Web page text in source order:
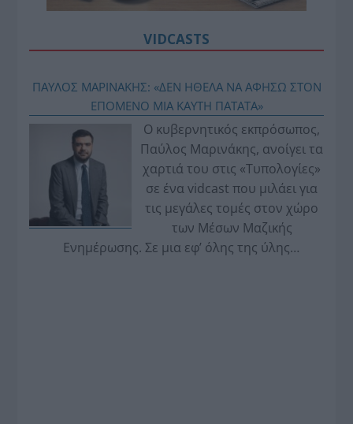
VIDCASTS
ΠΑΥΛΟΣ ΜΑΡΙΝΑΚΗΣ: «ΔΕΝ ΗΘΕΛΑ ΝΑ ΑΦΗΣΩ ΣΤΟΝ
ΕΠΟΜΕΝΟ ΜΙΑ ΚΑΥΤΗ ΠΑΤΑΤΑ»
Ο κυβερνητικός εκπρόσωπος,
Παύλος Μαρινάκης, ανοίγει τα
χαρτιά του στις «Τυπολογίες»
σε ένα vidcast που μιλάει για
τις μεγάλες τομές στον χώρο
των Μέσων Μαζικής
Ενημέρωσης. Σε μια εφ’ όλης της ύλης